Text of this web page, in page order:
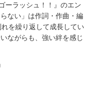
ラッシュ！！』のエン
ない」は作詞・作曲・編
を繰り返して成長してい
ながらも、強い絆を感じ